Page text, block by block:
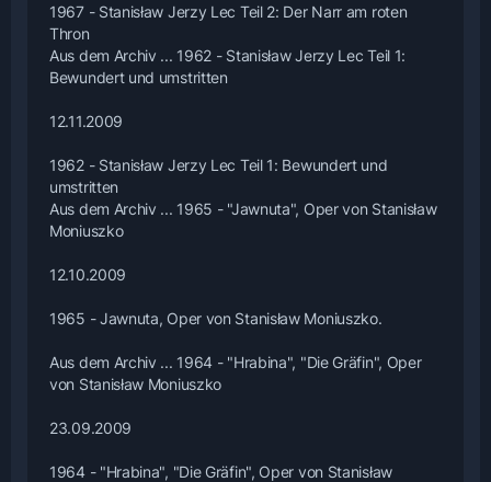
1967 - Stanisław Jerzy Lec Teil 2: Der Narr am roten
Thron
Aus dem Archiv ... 1962 - Stanisław Jerzy Lec Teil 1:
Bewundert und umstritten
12.11.2009
1962 - Stanisław Jerzy Lec Teil 1: Bewundert und
umstritten
Aus dem Archiv ... 1965 - "Jawnuta", Oper von Stanisław
Moniuszko
12.10.2009
1965 - Jawnuta, Oper von Stanisław Moniuszko.
Aus dem Archiv ... 1964 - "Hrabina", "Die Gräfin", Oper
von Stanisław Moniuszko
23.09.2009
1964 - "Hrabina", "Die Gräfin", Oper von Stanisław